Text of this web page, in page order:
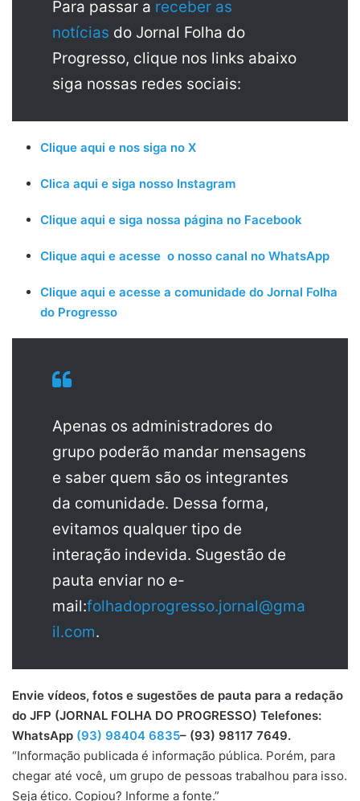
Para passar a receber as
notícias do Jornal Folha do
Progresso, clique nos links abaixo
siga nossas redes sociais:
Clique aqui e nos siga no X
Clica aqui e siga nosso Instagram
Clique aqui e siga nossa página no Facebook
Clique aqui e acesse o nosso canal no WhatsApp
Clique aqui e acesse a comunidade do Jornal Folha
do Progresso
Apenas os administradores do
grupo poderão mandar mensagens
e saber quem são os integrantes
da comunidade. Dessa forma,
evitamos qualquer tipo de
interação indevida. Sugestão de
pauta enviar no e-
mail:folhadoprogresso.jornal@gma
il.com.
Envie vídeos, fotos e sugestões de pauta para a redação
do JFP (JORNAL FOLHA DO PROGRESSO) Telefones:
WhatsApp (93) 98404 6835– (93) 98117 7649.
“Informação publicada é informação pública. Porém, para
chegar até você, um grupo de pessoas trabalhou para isso.
Seja ético. Copiou? Informe a fonte.”